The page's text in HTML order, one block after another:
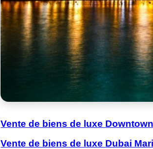
Vente de biens de luxe
Vente de biens de luxe Dubai